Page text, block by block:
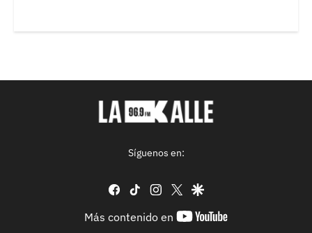
Síguenos en:
facebook
tiktok instagram
twittergoogle
Más contenido en
youtube-